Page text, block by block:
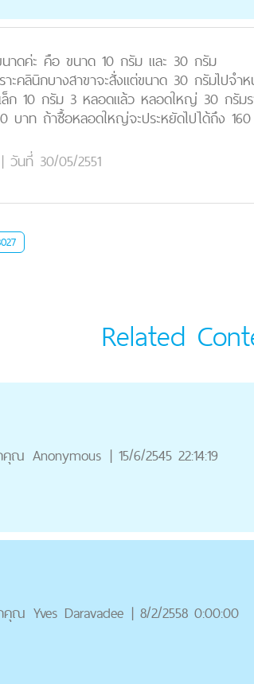
าดค่ะ คือ ขนาด 10 กรัม และ 30 กรัม
ะคลินิกบางสาขาจะสั่งแต่ขนาด 30 กรัมไปจ
เล็ก 10 กรัม 3 หลอดแล้ว หลอดใหญ่ 30 กรั
บาท ถ้าซื้อหลอดใหญ่จะประหยัดไปได้ถึง 160
| วันที่ 30/05/2551
Related
คุณ Anonymous | 15/6/2545 22:14:19
คุณ Yves Daravadee | 8/2/2558 0:00:00